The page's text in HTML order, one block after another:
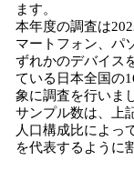
ます。
本年度の調査は
マートフォン、パ
ずれかのデバイス
ている日本全国の
象に調査を行いま
サンプル数は、上
人口構成比によっ
を代表するように
＃